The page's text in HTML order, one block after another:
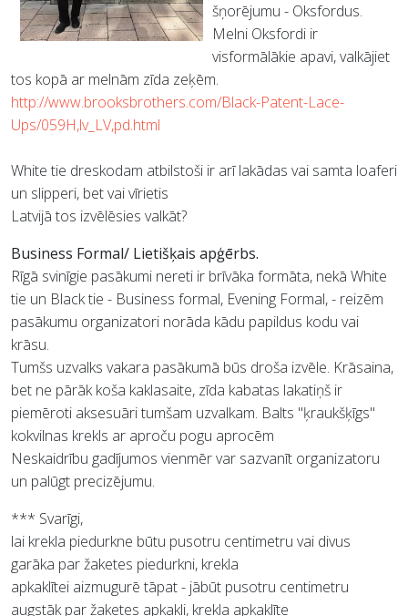
šņorējumu - Oksfordus.
Melni Oksfordi ir
visformālākie apavi, valkājiet
tos kopā ar melnām zīda zeķēm.
http://www.brooksbrothers.com/Black-Patent-Lace-
Ups/059H,lv_LV,pd.html
White tie dreskodam atbilstoši ir arī lakādas vai samta loaferi
un slipperi, bet vai vīrietis
Latvijā tos izvēlēsies valkāt?
Business Formal/ Lietišķais apģērbs.
Rīgā svinīgie pasākumi nereti ir brīvāka formāta, nekā White
tie un Black tie - Business formal, Evening Formal, - reizēm
pasākumu organizatori norāda kādu papildus kodu vai
krāsu.
Tumšs uzvalks vakara pasākumā būs droša izvēle. Krāsaina,
bet ne pārāk koša kaklasaite, zīda kabatas lakatiņš ir
piemēroti aksesuāri tumšam uzvalkam. Balts "ķraukšķīgs"
kokvilnas krekls ar aproču pogu aprocēm
Neskaidrību gadījumos vienmēr var sazvanīt organizatoru
un palūgt precizējumu.
*** Svarīgi,
lai krekla piedurkne būtu pusotru centimetru vai divus
garāka par žaketes piedurkni, krekla
apkaklītei aizmugurē tāpat - jābūt pusotru centimetru
augstāk par žaketes apkakli, krekla apkaklīte